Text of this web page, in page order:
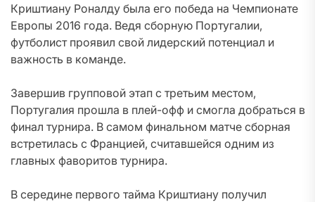
Криштиану Роналду была его победа на Чемпионате
Европы 2016 года. Ведя сборную Португалии,
футболист проявил свой лидерский потенциал и
важность в команде.
Завершив групповой этап с третьим местом,
Португалия прошла в плей-офф и смогла добраться в
финал турнира. В самом финальном матче сборная
встретилась с Францией, считавшейся одним из
главных фаворитов турнира.
В середине первого тайма Криштиану получил